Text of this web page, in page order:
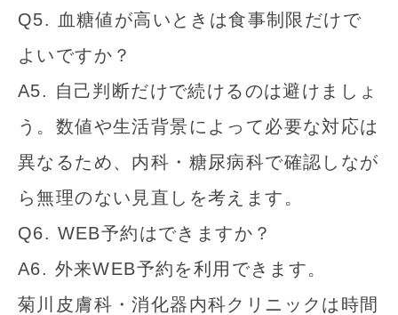
Q5. 血糖値が高いときは食事制限だけで
よいですか？
A5. 自己判断だけで続けるのは避けましょ
う。数値や生活背景によって必要な対応は
異なるため、内科・糖尿病科で確認しなが
ら無理のない見直しを考えます。
Q6. WEB予約はできますか？
A6. 外来WEB予約を利用できます。
菊川皮膚科・消化器内科クリニックは時間